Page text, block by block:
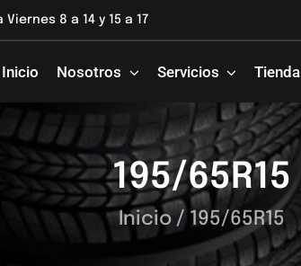
Viernes 8 a 14 y 15 a 17
Inicio Nosotros Servicios Tienda
195/65R15
Inicio / 195/65R15